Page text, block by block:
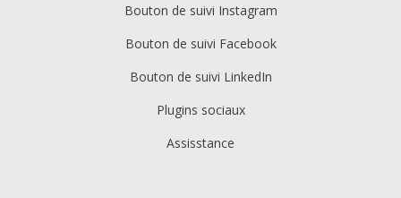
Bouton de suivi Instagram
Bouton de suivi Facebook
Bouton de suivi LinkedIn
Plugins sociaux
Assisstance